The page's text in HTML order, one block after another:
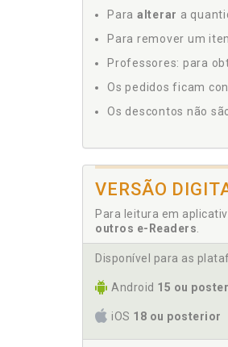
Para alterar a
Para remover um
Professores: para
Os pedidos ficam
Os descontos não
VERSÃO
Para leitura em
outros e-Readers
Disponível para as
Android 15 ou
iOS 18 ou posterior